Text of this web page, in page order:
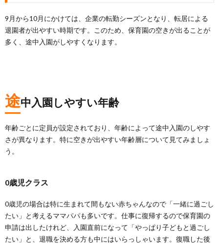
9月から10月にかけては、企業の転勤シーズンとなり、転居による
退園者が出やすい時期です。このため、保育園の空きが出ることが
多く、途中入園がしやすくなります。
途中入園しやすい年齢
年齢ごとに定員が設定されており、年齢によって途中入園のしやす
さが異なります。特に空きが出やすい年齢層について見てみましょ
う。
0歳児クラス
0歳児の場合は特に生まれて間もない赤ちゃんなので「一緒に過ごし
たい」と考えるママパパも多いです。仕事に復帰するので保育園の
申請は出したけれど、入園直前になって「やっぱり子どもと過ごし
たい」と、退職を決める方も中にはいらっしゃいます。復職した後